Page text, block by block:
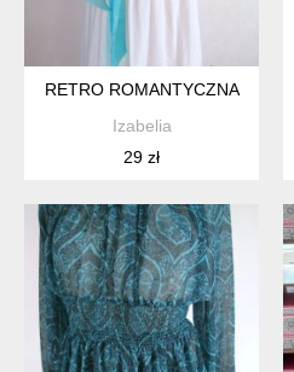
RETRO ROMANTYCZNA
Izabelia
29 zł